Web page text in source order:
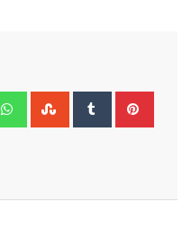
WhatsappStumbleUpon
Tumblr